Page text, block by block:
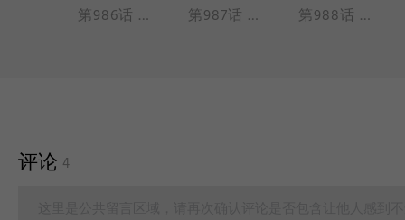
第986话 计划赶不上变化 第987话 年夜饭当然要拿出全部的厨艺 第988话 睡吧睡吧，我亲爱的宝贝
评论 4